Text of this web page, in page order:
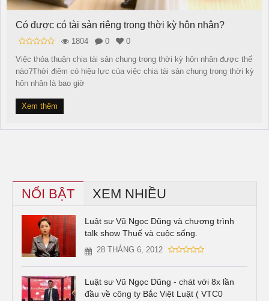
Có được có tài sản riêng trong thời kỳ hôn nhân?
1804 0
0
Việc thỏa thuận chia tài sản chung trong thời kỳ hôn nhân được thế
nào?Thời điêm có hiệu lực của việc chia tài sản chung trong thời kỳ
hôn nhân là bao giờ
Xem thêm
NỔI BẬT XEM NHIỀU
Luật sư Vũ Ngọc Dũng và chương trình
talk show Thuế và cuộc sống.
28 THÁNG 6, 2012
Luật sư Vũ Ngọc Dũng - chát với 8x lần
đầu về công ty Bắc Việt Luật ( VTC0